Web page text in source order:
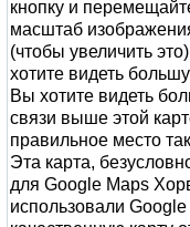
кнопку и
масштаб
(чтобы увеличить
хотите видеть
Вы хотите видеть
связи выше этой
правильное место
Эта карта,
для Google Maps
использовали